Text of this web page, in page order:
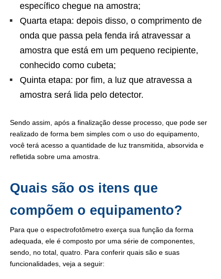
específico chegue na amostra;
Quarta etapa: depois disso, o comprimento de
onda que passa pela fenda irá atravessar a
amostra que está em um pequeno recipiente,
conhecido como cubeta;
Quinta etapa: por fim, a luz que atravessa a
amostra será lida pelo detector.
Sendo assim, após a finalização desse processo, que pode ser
realizado de forma bem simples com o uso do equipamento,
você terá acesso a quantidade de luz transmitida, absorvida e
refletida sobre uma amostra.
Quais são os itens que
compõem o equipamento?
Para que o espectrofotômetro exerça sua função da forma
adequada, ele é composto por uma série de componentes,
sendo, no total, quatro. Para conferir quais são e suas
funcionalidades, veja a seguir: